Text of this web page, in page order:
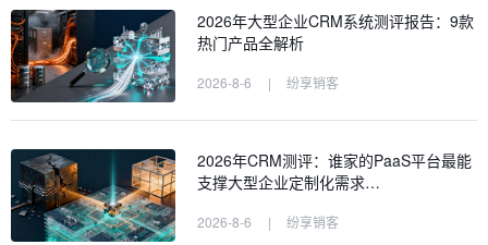
2026年大型企业CRM系统测评报告：9款
热门产品全解析
2026-8-6 | 纷享销客
2026年CRM测评：谁家的PaaS平台最能
支撑大型企业定制化需求…
2026-8-6 | 纷享销客